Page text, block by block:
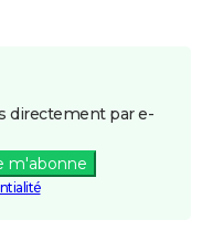
directement par e-
m'abonne